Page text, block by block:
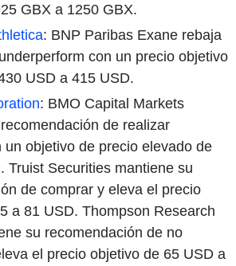
GBX a 1250 GBX.
: BNP Paribas Exane rebaja
con un precio objetivo
USD a 415 USD.
: BMO Capital Markets
de realizar
un objetivo de precio elevado de
Truist Securities mantiene su
de comprar y eleva el precio
a 81 USD. Thompson Research
su recomendación de no
el precio objetivo de 65 USD a